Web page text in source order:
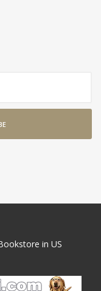
in US